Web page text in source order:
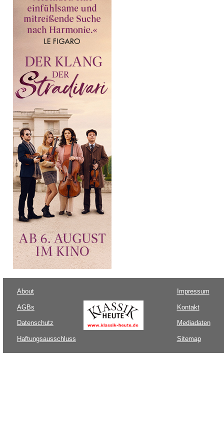
About
AGBs
Datenschutz
Haftungsausschluss
Impressum
Kontakt
Mediadaten
Sitemap